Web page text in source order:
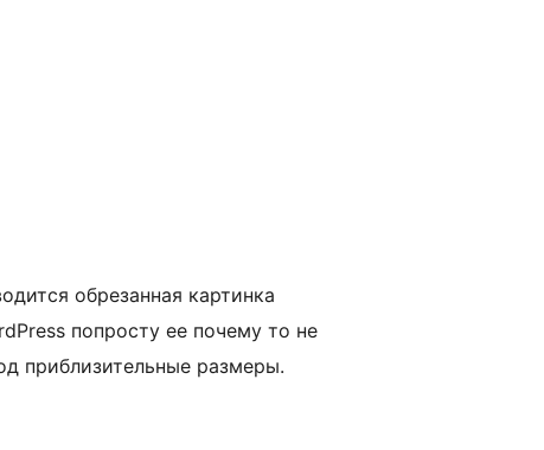
обрезанная картинка
попросту ее почему то не
приблизительные размеры.